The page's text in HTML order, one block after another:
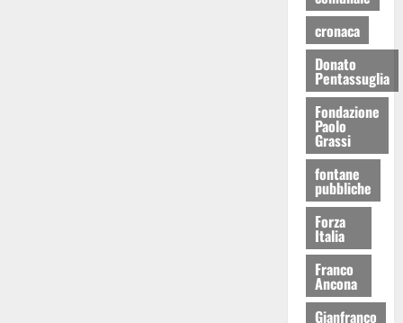
cronaca
Donato
Pentassuglia
Fondazione
Paolo
Grassi
fontane
pubbliche
Forza
Italia
Franco
Ancona
Gianfranco